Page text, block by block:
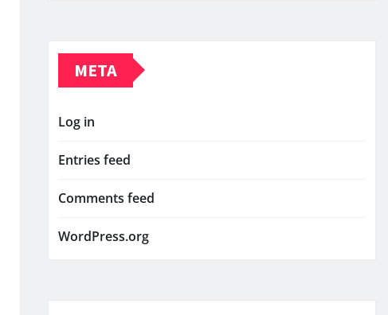
META
Log in
Entries feed
Comments feed
WordPress.org